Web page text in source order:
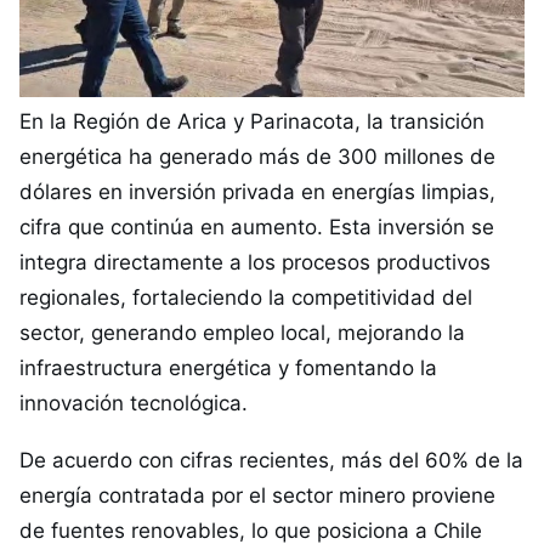
En la Región de Arica y Parinacota, la transición
energética ha generado más de 300 millones de
dólares en inversión privada en energías limpias,
cifra que continúa en aumento. Esta inversión se
integra directamente a los procesos productivos
regionales, fortaleciendo la competitividad del
sector, generando empleo local, mejorando la
infraestructura energética y fomentando la
innovación tecnológica.
De acuerdo con cifras recientes, más del 60% de la
energía contratada por el sector minero proviene
de fuentes renovables, lo que posiciona a Chile